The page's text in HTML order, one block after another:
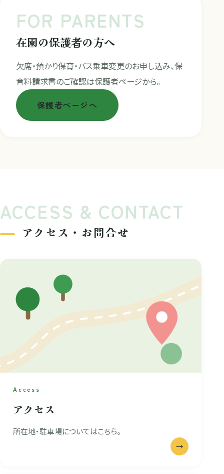
FOR PARENTS
在園の保護者の方へ
欠席・預かり保育・バス乗車変更のお申し込み、保
育料請求書のご確認は保護者ページから。
保護者ページへ
ACCESS & CONTACT
アクセス・お問合せ
Access
アクセス
所在地・駐車場についてはこちら。
→